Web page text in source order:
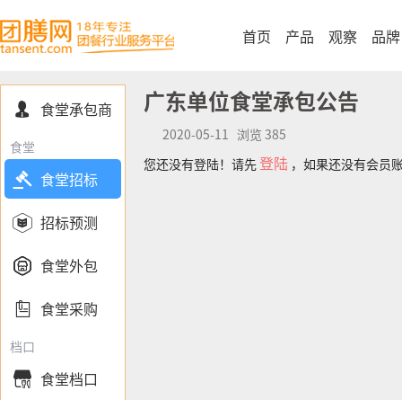
首页 产品 观察 品牌
 食堂承包商
食堂
 食堂招标
 招标预测
 食堂外包
 食堂采购
档口
 食堂档口
广东单位食堂承包公告
2020-05-11 浏览 385
您还没有登陆！请先 登陆 ，如果还没有会员